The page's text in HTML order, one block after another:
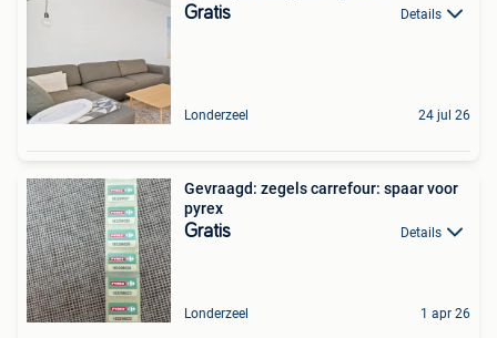
Gratis Details
Londerzeel 24 jul 26
Gevraagd: zegels carrefour: spaar voor
pyrex
Gratis Details
Londerzeel 1 apr 26